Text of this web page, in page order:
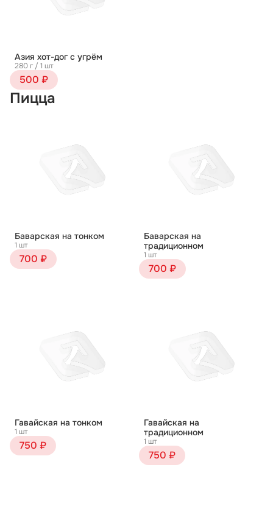
Азия хот-дог с угрём
280 г / 1 шт
500 ₽
Пицца
Баварская на тонком
1 шт
700 ₽
Баварская на
традиционном
1 шт
700 ₽
Гавайская на тонком
1 шт
750 ₽
Гавайская на
традиционном
1 шт
750 ₽